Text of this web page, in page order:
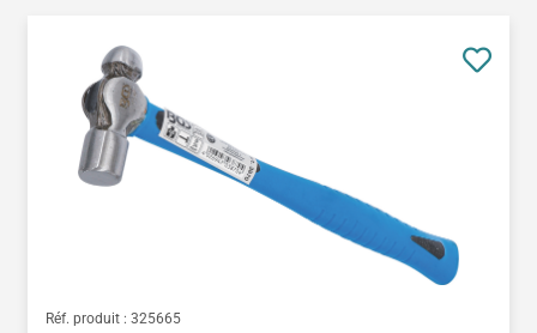
Réf. produit : 325665